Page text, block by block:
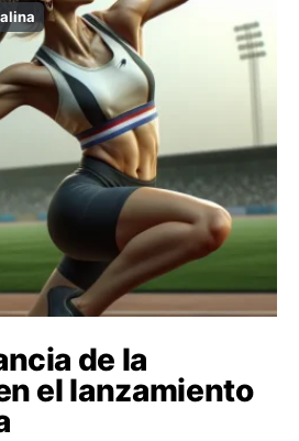
de la
el lanzamiento